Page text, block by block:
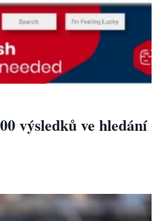
výsledků ve hledání